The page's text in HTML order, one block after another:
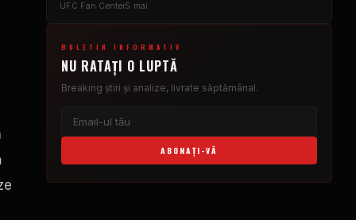
UFC Fan Center5 mai
BULETIN INFORMATIV
NU RATAȚI O LUPTĂ
Breaking știri și analize, livrate săptămânal.
ABONAŢI-VĂ